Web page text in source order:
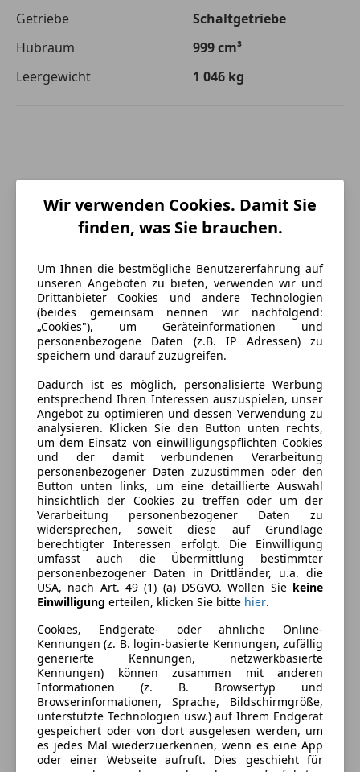
Getriebe
Schaltgetriebe
Hubraum
999 cm³
Leergewicht
1 046 kg
Energieverbrauch
Kraftstoff
Benzin
Kraftstoffverbrauch
4,70l/100 km (komb.)
CO₂-Emissionen
110 g/km (komb.)
Ausstattung
Komfort
Klimaanlage
Unterhaltung/Media
Bordcomputer
Radio
USB
Sicherheit
Beifahrerairbag
ESP
Mehr anzeigen
Außenfarbe
Lackierung
Andere
Fahrzeugbeschreibung
Wir verwenden Cookies. Damit Sie
finden, was Sie brauchen.
Um Ihnen die bestmögliche Benutzererfahrung auf
unseren Angeboten zu bieten, verwenden wir und
Drittanbieter Cookies und andere Technologien
(beides gemeinsam nennen wir nachfolgend:
„Cookies"), um Geräteinformationen und
personenbezogene Daten (z.B. IP Adressen) zu
speichern und darauf zuzugreifen.
Dadurch ist es möglich, personalisierte Werbung
entsprechend Ihren Interessen auszuspielen, unser
Angebot zu optimieren und dessen Verwendung zu
analysieren. Klicken Sie den Button unten rechts,
um dem Einsatz von einwilligungspflichten Cookies
und der damit verbundenen Verarbeitung
personenbezogener Daten zuzustimmen oder den
Button unten links, um eine detaillierte Auswahl
hinsichtlich der Cookies zu treffen oder um der
Verarbeitung personenbezogener Daten zu
widersprechen, soweit diese auf Grundlage
berechtigter Interessen erfolgt. Die Einwilligung
umfasst auch die Übermittlung bestimmter
personenbezogener Daten in Drittländer, u.a. die
USA, nach Art. 49 (1) (a) DSGVO. Wollen Sie keine
Einwilligung erteilen, klicken Sie bitte hier.
Cookies, Endgeräte- oder ähnliche Online-
Kennungen (z. B. login-basierte Kennungen, zufällig
generierte Kennungen, netzwerkbasierte
Kennungen) können zusammen mit anderen
Informationen (z. B. Browsertyp und
Browserinformationen, Sprache, Bildschirmgröße,
unterstützte Technologien usw.) auf Ihrem Endgerät
gespeichert oder von dort ausgelesen werden, um
es jedes Mal wiederzuerkennen, wenn es eine App
oder einer Webseite aufruft. Dies geschieht für